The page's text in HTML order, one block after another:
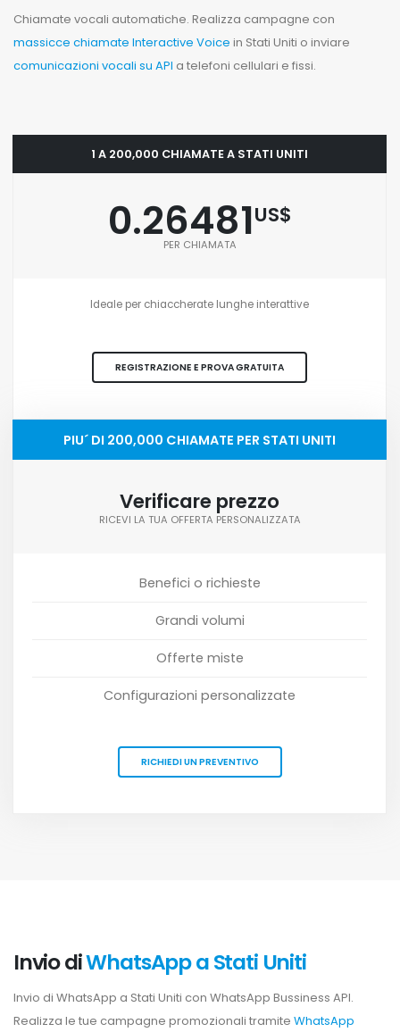
Chiamate vocali automatiche. Realizza campagne con
massicce chiamate Interactive Voice in Stati Uniti o inviare
comunicazioni vocali su API a telefoni cellulari e fissi.
1 A 200,000 CHIAMATE A STATI UNITI
0.26481US$
PER CHIAMATA
Ideale per chiaccherate lunghe interattive
REGISTRAZIONE E PROVA GRATUITA
PIU´ DI 200,000 CHIAMATE PER STATI UNITI
Verificare prezzo
RICEVI LA TUA OFFERTA PERSONALIZZATA
Benefici o richieste
Grandi volumi
Offerte miste
Configurazioni personalizzate
RICHIEDI UN PREVENTIVO
Invio diWhatsApp a Stati Uniti
Invio di WhatsApp a Stati Uniti con WhatsApp Bussiness API.
Realizza le tue campagne promozionali tramite WhatsApp